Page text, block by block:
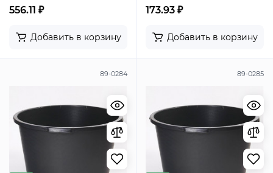
556.11 ₽
Добавить в корзину
173.93 ₽
Добавить в корзину
89-0284 89-0285